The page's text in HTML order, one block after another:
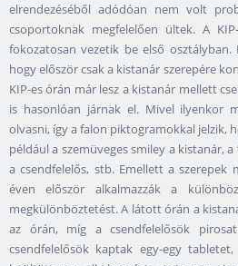
elrendezéséből adódóan nem volt
csoportoknak megfelelően ültek. A
fokozatosan vezetik be első
hogy először csak a kistanár szerepére
KIP-es órán már lesz a kistanár mellett
is hasonlóan járnak el. Mivel ilyenkor
olvasni, így a falon piktogramokkal jelzik,
például a szemüveges smiley a kistanár,
a csendfelelős, stb. Emellett a szerepek
éven először alkalmazzák a
megkülönböztetést. A látott órán a
az órán, míg a csendfelelősök
csendfelelősök kaptak egy-egy